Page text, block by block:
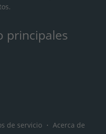
principales
de servicio ・ Acerca de